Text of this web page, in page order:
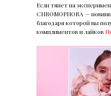
Если тянет на
CHROMOPHORA —
благодаря которой вы
комплиментов и лайков